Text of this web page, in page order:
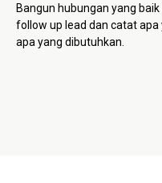
Bangun hubungan yang
follow up lead dan catat
apa yang dibutuhkan.